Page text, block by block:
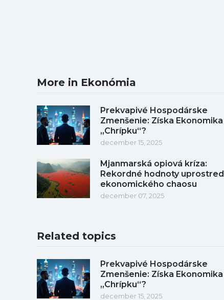
More in Ekonómia
Prekvapivé Hospodárske
Zmenšenie: Získa Ekonomika
„Chrípku“?
december 15, 2025
Mjanmarská opiová kríza:
Rekordné hodnoty uprostred
ekonomického chaosu
december 07, 2025
Related topics
Prekvapivé Hospodárske
Zmenšenie: Získa Ekonomika
„Chrípku“?
december 15, 2025